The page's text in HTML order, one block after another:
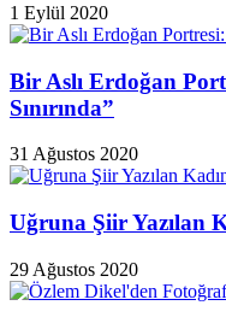
1 Eylül 2020
Bir Aslı Erdoğan
Sınırında”
31 Ağustos 2020
Uğruna Şiir Yazılan
29 Ağustos 2020